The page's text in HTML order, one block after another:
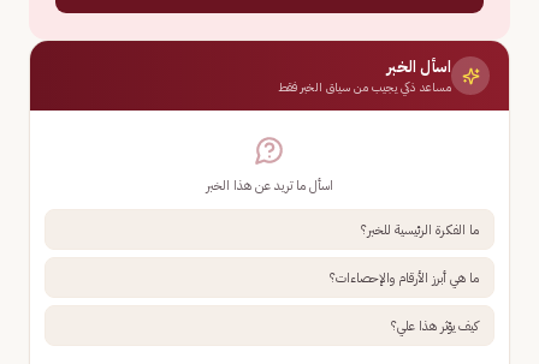
اسأل الخبر
مساعد ذكي يجيب من سياق الخبر فقط
اسأل ما تريد عن هذا الخبر
ما الفكرة الرئيسية للخبر؟
ما هي أبرز الأرقام والإحصاءات؟
كيف يؤثر هذا علي؟